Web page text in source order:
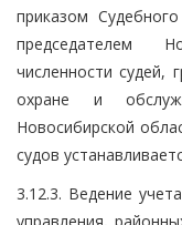
приказом
председателем
численности судей,
охране и
Новосибирской
судов
3.12.3. Ведение